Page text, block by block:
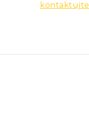
kontaktujte